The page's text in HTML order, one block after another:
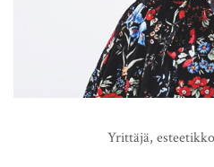
Yrittäjä,